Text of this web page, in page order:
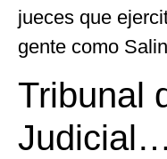
jueces que
gente como
Tribunal